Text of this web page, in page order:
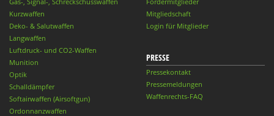
Kurzwaffen
Deko- & Salutwaffen
Langwaffen
Luftdruck- und CO2-Waffen
Munition
Optik
Schalldämpfer
Softairwaffen (Airsoftgun)
Ordonnanzwaffen
Mitgliedschaft
Login für Mitglieder
PRESSE
Pressekontakt
Pressemeldungen
Waffenrechts-FAQ